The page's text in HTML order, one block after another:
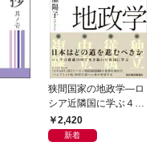
狭間国家の地政学―ロ
シア近隣国に学ぶ４つ
の生き残り戦略
2,420
新着